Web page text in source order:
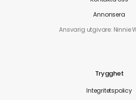
Annonsera
Ansvarig utgivare: Ninnie
Trygghet
Integritetspolicy